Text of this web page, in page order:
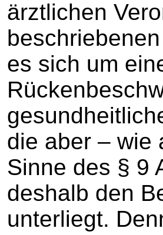
ärztlichen
es sich um
die aber – wie
Sinne des § 9
deshalb den
unterliegt.